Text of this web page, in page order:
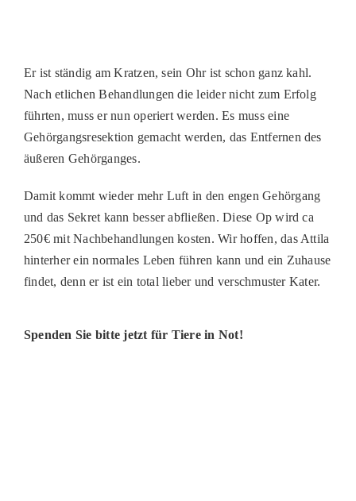
Er ist ständig am Kratzen, sein Ohr ist schon ganz kahl.
Nach etlichen Behandlungen die leider nicht zum Erfolg
führten, muss er nun operiert werden. Es muss eine
Gehörgangsresektion gemacht werden, das Entfernen des
äußeren Gehörganges.
Damit kommt wieder mehr Luft in den engen Gehörgang
und das Sekret kann besser abfließen. Diese Op wird ca
250€ mit Nachbehandlungen kosten. Wir hoffen, das Attila
hinterher ein normales Leben führen kann und ein Zuhause
findet, denn er ist ein total lieber und verschmuster Kater.
Spenden Sie bitte jetzt für Tiere in Not!